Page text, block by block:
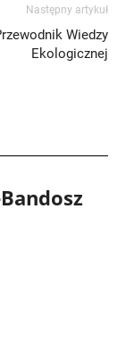
Następny artykuł
Wiedzy
Ekologicznej